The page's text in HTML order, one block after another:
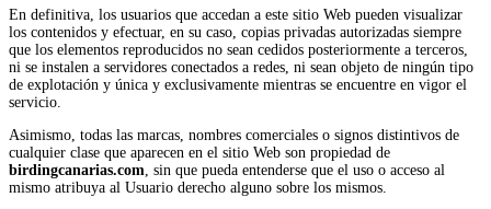
En definitiva, los usuarios que accedan a este sitio Web pueden visualizar
los contenidos y efectuar, en su caso, copias privadas autorizadas siempre
que los elementos reproducidos no sean cedidos posteriormente a terceros,
ni se instalen a servidores conectados a redes, ni sean objeto de ningún tipo
de explotación y única y exclusivamente mientras se encuentre en vigor el
servicio.
Asimismo, todas las marcas, nombres comerciales o signos distintivos de
cualquier clase que aparecen en el sitio Web son propiedad de
birdingcanarias.com, sin que pueda entenderse que el uso o acceso al
mismo atribuya al Usuario derecho alguno sobre los mismos.